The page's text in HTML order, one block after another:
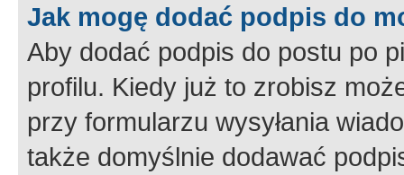
Jak mogę dodać podpis do
Aby dodać podpis do postu po
profilu. Kiedy już to zrobisz
przy formularzu wysyłania
także domyślnie dodawać